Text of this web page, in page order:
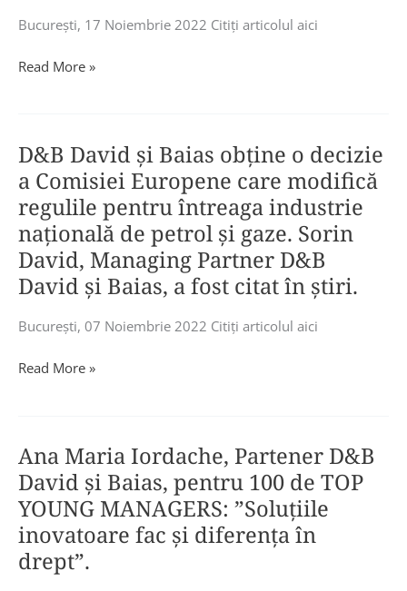
Bucureşti, 17 Noiembrie 2022 Citiţi articolul aici
PwC
începând
cu
ora
10.00,
conferința
„PNRR
–
în
Viitorului
Alături
de
Daniel
Anghel,
Partener
și
Read More »
D&B David şi Baias obţine o decizie
a Comisiei Europene care modifică
regulile pentru întreaga industrie
naţională de petrol şi gaze. Sorin
David, Managing Partner D&B
David şi Baias, a fost citat în ştiri.
Bucureşti, 07 Noiembrie 2022 Citiţi articolul aici
D&B
obţine
o
decizie
a
Comisiei
Europene
Read More »
Ana Maria Iordache, Partener D&B
David și Baias, pentru 100 de TOP
YOUNG MANAGERS: ”Soluțiile
inovatoare fac și diferența în
drept”.